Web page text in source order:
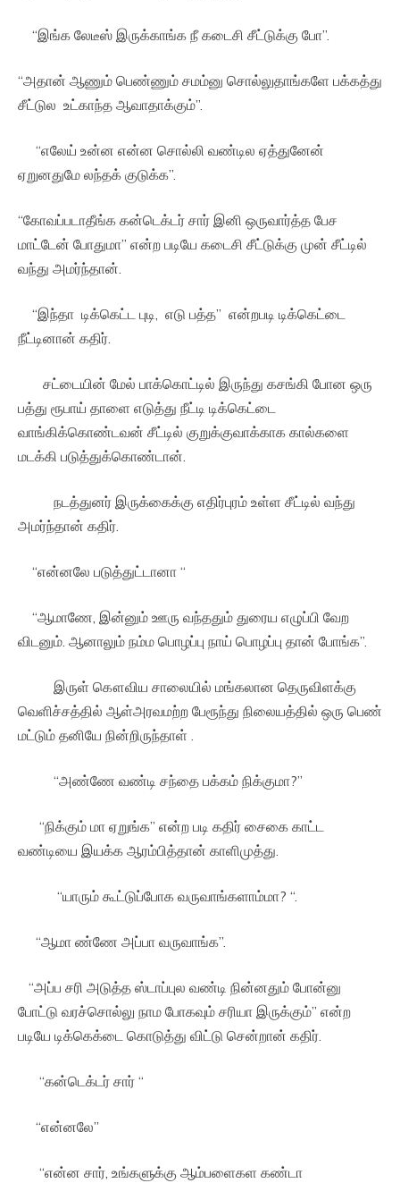
“இங்க லேடீஸ் இருக்காங்க நீ கடைசி சீட்டுக்கு போ”.
“அதான் ஆணும் பெண்ணும் சமம்னு சொல்லுதாங்களே பக்கத்து
சீட்டுல உட்காந்த ஆவாதாக்கும்”.
“எலேய் உன்ன என்ன சொல்லி வண்டில ஏத்துனேன்
ஏறுனதுமே லந்தக் குடுக்க”.
“கோவப்படாதீங்க கன்டெக்டர் சார் இனி ஒருவார்த்த பேச
மாட்டேன் போதுமா” என்ற படியே கடைசி சீட்டுக்கு முன் சீட்டில்
வந்து அமர்ந்தான்.
“இந்தா டிக்கெட்ட புடி, எடு பத்த” என்றபடி டிக்கெட்டை
நீட்டினான் கதிர்.
சட்டையின் மேல் பாக்கொட்டில் இருந்து கசங்கி போன ஒரு
பத்து ரூபாய் தாளை எடுத்து நீட்டி டிக்கெட்டை
வாங்கிக்கொண்டவன் சீட்டில் குறுக்குவாக்காக கால்களை
மடக்கி படுத்துக்கொண்டான்.
நடத்துனர் இருக்கைக்கு எதிர்புரம் உள்ள சீட்டில் வந்து
அமர்ந்தான் கதிர்.
“என்னலே படுத்துட்டானா “
“ஆமாணே, இன்னும் ஊரு வந்ததும் துரைய எழுப்பி வேற
விடனும். ஆனாலும் நம்ம பொழப்பு நாய் பொழப்பு தான் போங்க”.
இருள் கௌவிய சாலையில் மங்கலான தெருவிளக்கு
வெளிச்சத்தில் ஆள்அரவமற்ற பேரூந்து நிலையத்தில் ஒரு பெண்
மட்டும் தனியே நின்றிருந்தாள் .
“அண்ணே வண்டி சந்தை பக்கம் நிக்குமா?”
“நிக்கும் மா ஏறுங்க” என்ற படி கதிர் சைகை காட்ட
வண்டியை இயக்க ஆரம்பித்தான் காளிமுத்து.
“யாரும் கூட்டுப்போக வருவாங்களாம்மா? “.
“ஆமா ண்ணே அப்பா வருவாங்க”.
“அப்ப சரி அடுத்த ஸ்டாப்புல வண்டி நின்னதும் போன்னு
போட்டு வரச்சொல்லு நாம போகவும் சரியா இருக்கும்” என்ற
படியே டிக்கெக்டை கொடுத்து விட்டு சென்றான் கதிர்.
“கன்டெக்டர் சார் “
“என்னலே”
“என்ன சார், உங்களுக்கு ஆம்பளைகள கண்டா